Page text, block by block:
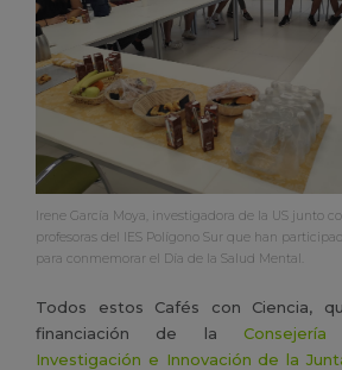
Irene García Moya, investigadora de la US junto
profesoras del IES Polígono Sur que han
para conmemorar el Día de la Salud Mental.
Todos estos Cafés con Ciencia,
financiación de la
Investigación e Innovación de la